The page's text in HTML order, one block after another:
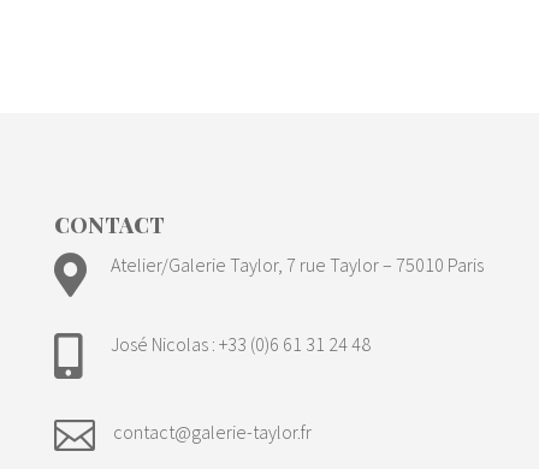
CONTACT
 Atelier/Galerie Taylor, 7 rue Taylor – 75010 Paris
 José Nicolas : +33 (0)6 61 31 24 48
 contact@galerie-taylor.fr